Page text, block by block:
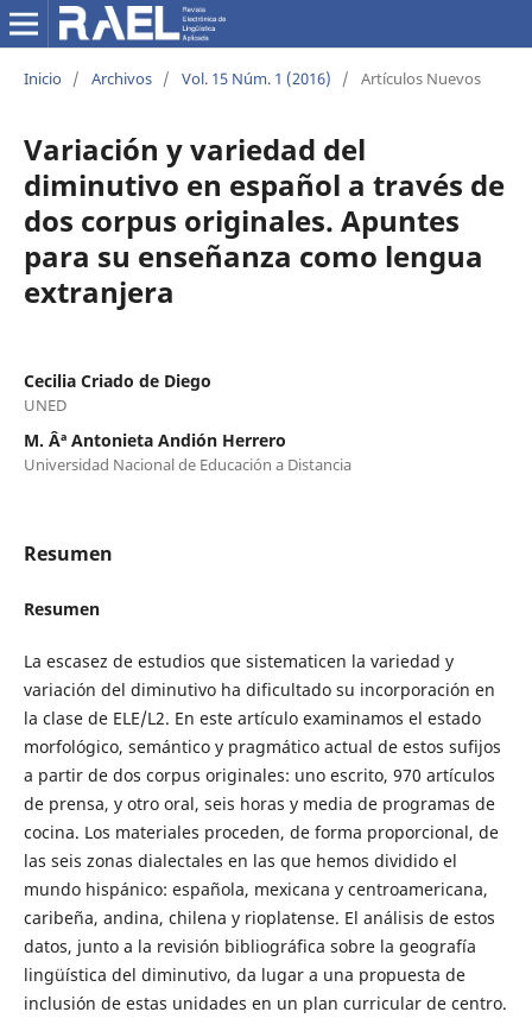
Inicio / Archivos / Vol. 15 Núm. 1 (2016) / Artículos Nuevos
Variación y variedad del
diminutivo en español a través de
dos corpus originales. Apuntes
para su enseñanza como lengua
extranjera
Cecilia Criado de Diego
UNED
M. Âª Antonieta Andión Herrero
Universidad Nacional de Educación a Distancia
Resumen
Resumen
La escasez de estudios que sistematicen la variedad y
variación del diminutivo ha dificultado su incorporación en
la clase de ELE/L2. En este artículo examinamos el estado
morfológico, semántico y pragmático actual de estos sufijos
a partir de dos corpus originales: uno escrito, 970 artículos
de prensa, y otro oral, seis horas y media de programas de
cocina. Los materiales proceden, de forma proporcional, de
las seis zonas dialectales en las que hemos dividido el
mundo hispánico: española, mexicana y centroamericana,
caribeña, andina, chilena y rioplatense. El análisis de estos
datos, junto a la revisión bibliográfica sobre la geografía
lingüística del diminutivo, da lugar a una propuesta de
inclusión de estas unidades en un plan curricular de centro.